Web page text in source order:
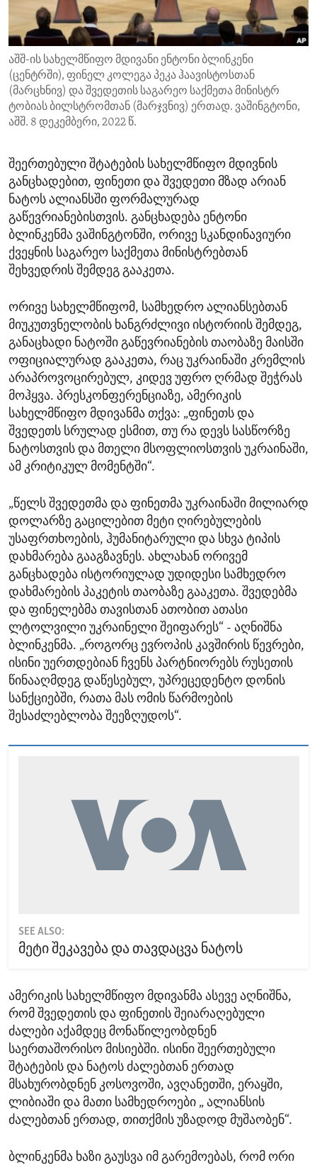
ENVIRONMENT AND HEALTH
IDEALS AND INSTITUTIONS
აშშ-ის სახელმწიფო მდივანი ენტონი ბლინკენი
(ცენტრში), ფინელ კოლეგა პეკა ჰაავისტოსთან
(მარცხნივ) და შვედეთის საგარეო საქმეთა მინისტრ
ტობიას ბილსტრომთან (მარჯვნივ) ერთად. ვაშინგტონი,
აშშ. 8 დეკემბერი, 2022 წ.
შეერთებული შტატების სახელმწიფო მდივნის
განცხადებით, ფინეთი და შვედეთი მზად არიან
ნატოს ალიანსში ფორმალურად
გაწევრიანებისთვის. განცხადება ენტონი
ბლინკენმა ვაშინგტონში, ორივე სკანდინავიური
ქვეყნის საგარეო საქმეთა მინისტრებთან
შეხვედრის შემდეგ გააკეთა.
ორივე სახელმწიფომ, სამხედრო ალიანსებთან
მიუკუთვნელობის ხანგრძლივი ისტორიის შემდეგ,
განაცხადი ნატოში გაწევრიანების თაობაზე მაისში
ოფიციალურად გააკეთა, რაც უკრაინაში კრემლის
არაპროვოცირებულ, კიდევ უფრო ღრმად შეჭრას
მოჰყვა. პრესკონფერენციაზე, ამერიკის
სახელმწიფო მდივანმა თქვა: „ფინეთს და
შვედეთს სრულად ესმით, თუ რა დევს სასწორზე
ნატოსთვის და მთელი მსოფლიოსთვის უკრაინაში,
ამ კრიტიკულ მომენტში“.
„წელს შვედეთმა და ფინეთმა უკრაინაში მილიარდ
დოლარზე გაცილებით მეტი ღირებულების
უსაფრთხოების, ჰუმანიტარული და სხვა ტიპის
დახმარება გააგზავნეს. ახლახან ორივემ
განცხადება ისტორიულად უდიდესი სამხედრო
დახმარების პაკეტის თაობაზე გააკეთა. შვედებმა
და ფინელებმა თავისთან ათობით ათასი
ლტოლვილი უკრაინელი შეიფარეს“ - აღნიშნა
ბლინკენმა. „როგორც ევროპის კავშირის წევრები,
ისინი უერთდებიან ჩვენს პარტნიორებს რუსეთის
წინააღმდეგ დაწესებულ, უპრეცედენტო დონის
სანქციებში, რათა მას ომის წარმოების
შესაძლებლობა შეეზღუდოს“.
SEE ALSO:
მეტი შეკავება და თავდაცვა ნატოს
ამერიკის სახელმწიფო მდივანმა ასევე აღნიშნა,
რომ შვედეთის და ფინეთის შეიარაღებული
ძალები აქამდეც მონაწილეობდნენ
საერთაშორისო მისიებში. ისინი შეერთებული
შტატების და ნატოს ძალებთან ერთად
მსახურობდნენ კოსოვოში, ავღანეთში, ერაყში,
ლიბიაში და მათი სამხედროები „ ალიანსის
ძალებთან ერთად, თითქმის უზადოდ მუშაობენ“.
ბლინკენმა ხაზი გაუსვა იმ გარემოებას, რომ ორი